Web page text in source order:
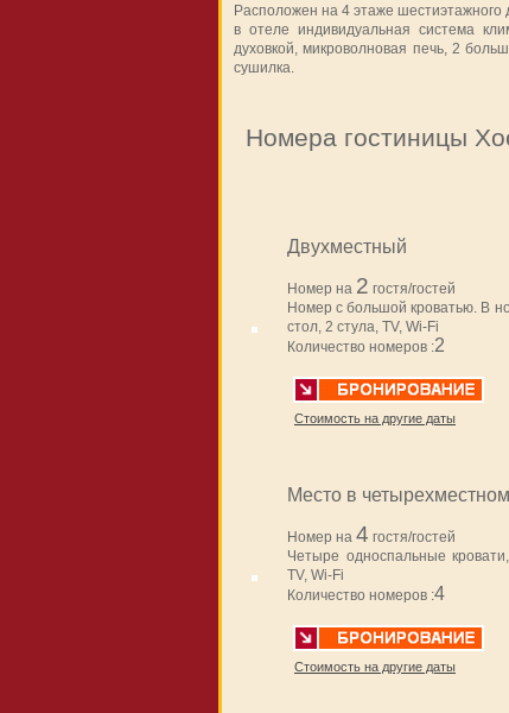
Расположен на 4 этаже шестиэтажного
в отеле индивидуальная система
духовкой, микроволновая печь, 2
сушилка.
Номера гостиницы
Двухместный
Номер на 2 гостя/гостей
Номер с большой кроватью. В
стол, 2 стула, TV, Wi-Fi
Количество номеров :2
Стоимость на другие даты
Место в
Номер на 4 гостя/гостей
Четыре односпальные
TV, Wi-Fi
Количество номеров :4
Стоимость на другие даты